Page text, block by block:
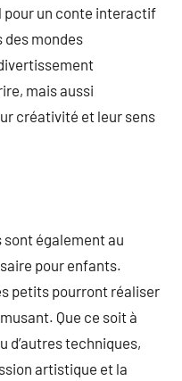
pour un conte interactif
des mondes
mais aussi
créativité et leur sens
également au
pour enfants.
petits pourront réaliser
Que ce soit à
d’autres techniques,
artistique et la